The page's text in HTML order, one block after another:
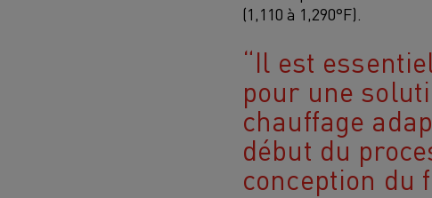
(1,110 à 1,290°F).
Il est
pour une
chauffage
début du
conception du